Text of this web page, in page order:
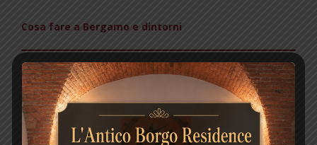
Cosa fare a Bergamo e dintorni
Aricoli recenti
10 cose da fare a Bergamo